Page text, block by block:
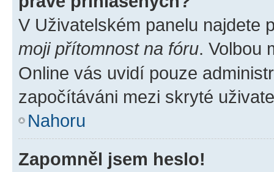
V Uživatelském panelu najdete
moji přítomnost na fóru. Volbou
Online vás uvidí pouze
započítáváni mezi skryté
Nahoru
Zapomněl jsem heslo!